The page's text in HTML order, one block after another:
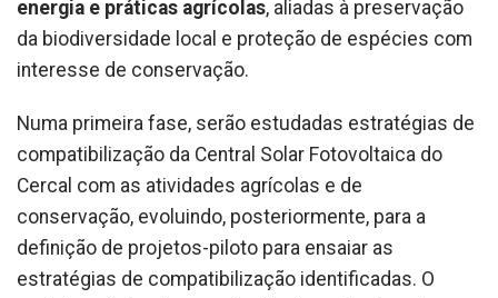
energia e práticas agrícolas, aliadas à preservação
da biodiversidade local e proteção de espécies com
interesse de conservação.
Numa primeira fase, serão estudadas estratégias de
compatibilização da Central Solar Fotovoltaica do
Cercal com as atividades agrícolas e de
conservação, evoluindo, posteriormente, para a
definição de projetos-piloto para ensaiar as
estratégias de compatibilização identificadas. O